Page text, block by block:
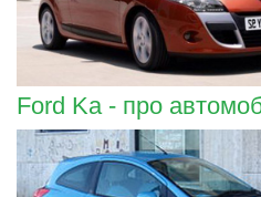
Ford Ka - про